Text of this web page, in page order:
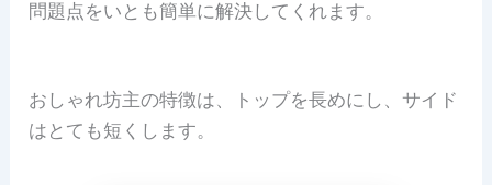
問題点をいとも簡単に解決してくれます。
おしゃれ坊主の特徴は、トップを長めにし、サイド
はとても短くします。